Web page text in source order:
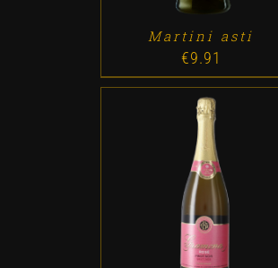
Martini asti
€9.91
ADD TO CART DETALLES